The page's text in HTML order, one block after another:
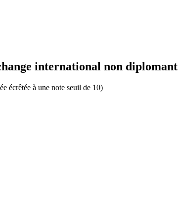
international non diplomant
écrêtée à une note seuil de 10)